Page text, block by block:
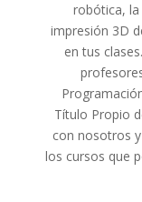
robótica,
impresión 3D
en tus
Título Propio
con nosotros
los cursos que